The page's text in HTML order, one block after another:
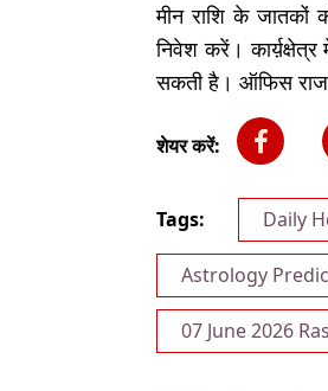
मीन राशि के
निवेश करें।
सकती है। ऑफिस
शेयर करें:
Tags: Daily
Astrology
07 June 2026